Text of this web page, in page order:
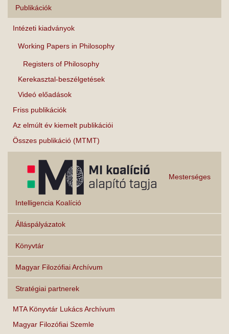
Publikációk
Intézeti kiadványok
Working Papers in Philosophy
Registers of Philosophy
Kerekasztal-beszélgetések
Videó előadások
Friss publikációk
Az elmúlt év kiemelt publikációi
Összes publikáció (MTMT)
Mesterséges
Intelligencia Koalíció
Álláspályázatok
Könyvtár
Magyar Filozófiai Archívum
Stratégiai partnerek
MTA Könyvtár Lukács Archívum
Magyar Filozófiai Szemle